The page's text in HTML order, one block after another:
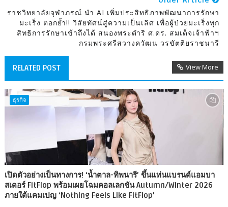
ราชวิทยาลัยจุฬาภรณ์ นำ AI เพิ่มประสิทธิภาพพัฒนาการรักษา
มะเร็ง ตอกย้ำ!! วิสัยทัศน์สู่ความเป็นเลิศ เพื่อผู้ป่วยมะเร็งทุก
สิทธิการรักษาเข้าถึงได้ สนองพระดำริ ศ.ดร. สมเด็จเจ้าฟ้าฯ
กรมพระศรีสวางควัฒน วรขัตติยราชนารี
RELATED POST View More
ธุรกิจ
เปิดตัวอย่างเป็นทางการ! ‘น้ำตาล-ทิพนารี’ ขึ้นแท่นแบรนด์แอมบา
สเดอร์ FitFlop พร้อมเผยโฉมคอลเลกชัน Autumn/Winter 2026
ภายใต้แคมเปญ ‘Nothing Feels Like FitFlop’